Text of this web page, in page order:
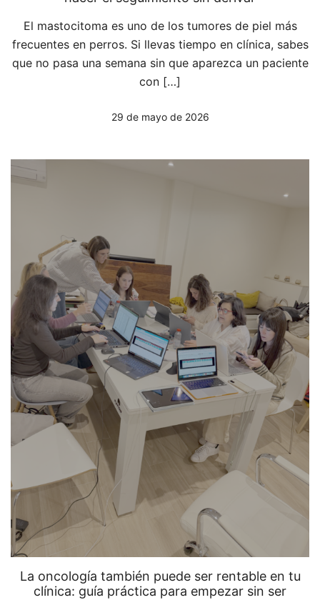
El mastocitoma es uno de los tumores de piel más
frecuentes en perros. Si llevas tiempo en clínica, sabes
que no pasa una semana sin que aparezca un paciente
con […]
29 de mayo de 2026
La oncología también puede ser rentable en tu
clínica: guía práctica para empezar sin ser